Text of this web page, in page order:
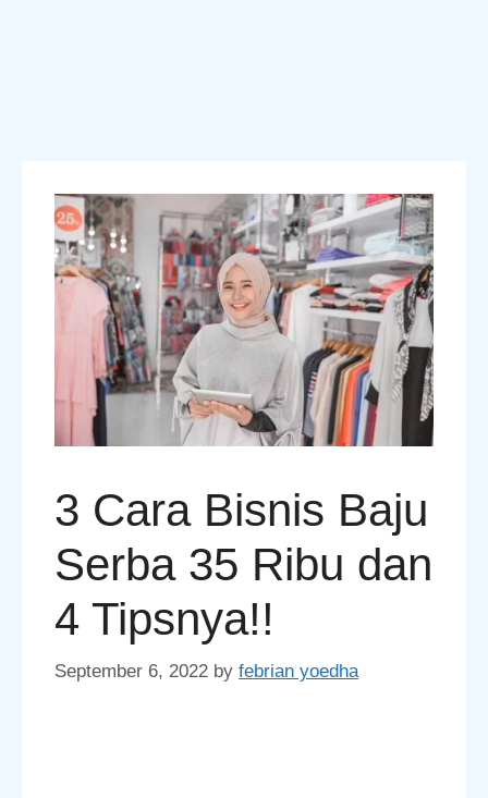
3 Cara Bisnis Baju
Serba 35 Ribu dan
4 Tipsnya!!
September 6, 2022 by febrian yoedha